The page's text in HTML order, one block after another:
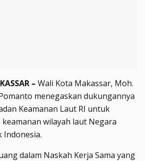
– Wali Kota Makassar, Moh.
Pomanto menegaskan dukungannya
Keamanan Laut RI untuk
wilayah laut Negara
Indonesia.
dalam Naskah Kerja Sama yang